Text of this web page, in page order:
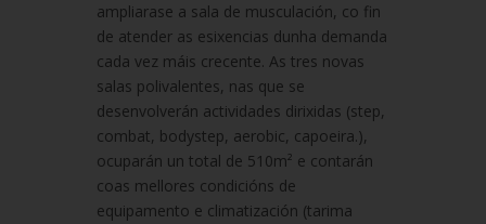
ampliarase a sala de musculación, co fin
de atender as esixencias dunha demanda
cada vez máis crecente. As tres novas
salas polivalentes, nas que se
desenvolverán actividades dirixidas (step,
combat, bodystep, aerobic, capoeira.),
ocuparán un total de 510m² e contarán
coas mellores condicións de
equipamento e climatización (tarima